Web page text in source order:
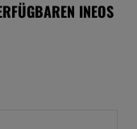
INEOS